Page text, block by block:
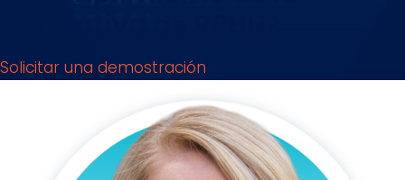
Solicitar una demostración